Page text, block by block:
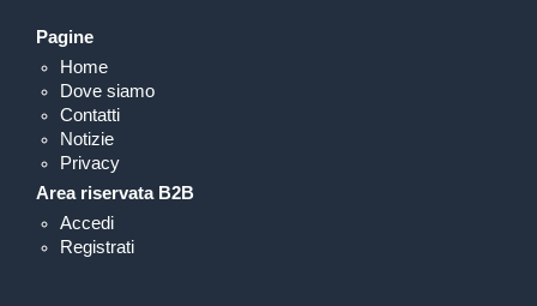
Pagine
Home
Dove siamo
Contatti
Notizie
Privacy
Area riservata B2B
Accedi
Registrati